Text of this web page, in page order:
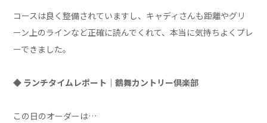
コースは良く整備されていますし、キャディさんも距離やグリ
ーン上のラインなど正確に読んでくれて、本当に気持ちよくプレ
ーできました。
◆ ランチタイムレポート｜鶴舞カントリー倶楽部
この日のオーダーは…